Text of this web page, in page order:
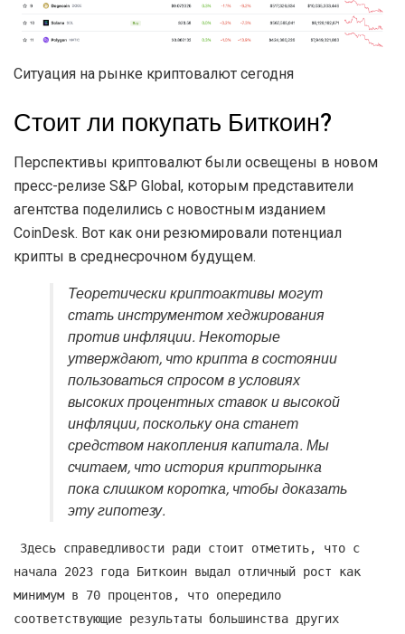
Ситуация на рынке криптовалют сегодня
Стоит ли покупать Биткоин?
Перспективы криптовалют были освещены в новом
пресс-релизе S&P Global, которым представители
агентства поделились с новостным изданием
CoinDesk. Вот как они резюмировали потенциал
крипты в среднесрочном будущем.
Теоретически криптоактивы могут
стать инструментом хеджирования
против инфляции. Некоторые
утверждают, что крипта в состоянии
пользоваться спросом в условиях
высоких процентных ставок и высокой
инфляции, поскольку она станет
средством накопления капитала. Мы
считаем, чтоистория крипторынка
пока слишком коротка, чтобы доказать
эту гипотезу.
Здесь справедливости ради стоит отметить, что с
начала 2023 года Биткоин выдал отличный рост как
минимум в 70 процентов, что опередило
соответствующие результаты большинства других